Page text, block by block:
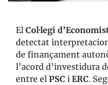
El Col·legi
detectat
de finançament
l’acord d’investidura
entre el PSC i ERC.